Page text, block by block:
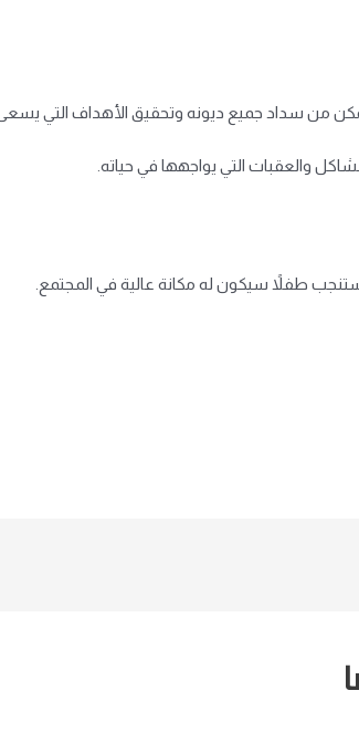
من سداد جميع ديونه وتحقيق الأهداف التي يسعى
والعقبات التي يواجهها في حياته.
طفلاً سيكون له مكانة عالية في المجتمع.